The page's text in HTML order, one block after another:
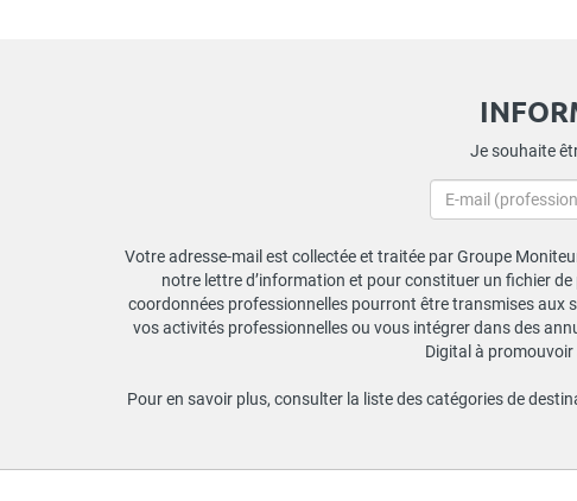
Je souhaite
Votre adresse-mail est collectée et traitée par Groupe
notre lettre d’information et pour constituer un fichier
coordonnées professionnelles pourront être transmises aux
vos activités professionnelles ou vous intégrer dans des
Digital à
Pour en savoir plus, consulter la liste des catégories de